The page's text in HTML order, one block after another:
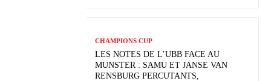
CHAMPIONS CUP
LES NOTES DE L’UBB FACE AU
MUNSTER : SAMU ET JANSE VAN
RENSBURG PERCUTANTS,